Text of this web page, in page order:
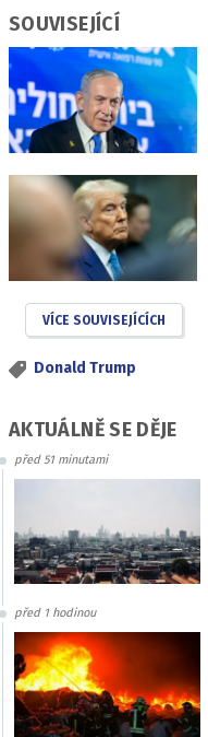
SOUVISEJÍCÍ
VÍCE SOUVISEJÍCÍCH
Donald Trump
AKTUÁLNĚ SE DĚJE
před 51 minutami
před 1 hodinou